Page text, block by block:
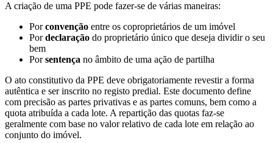
A criação de uma PPE pode fazer-se de várias maneiras:
Porconvenção entre os coproprietários de um imóvel
Pordeclaração do proprietário único que deseja dividir o seu
bem
Porsentença no âmbito de uma ação de partilha
O ato constitutivo da PPE deve obrigatoriamente revestir a forma
autêntica e ser inscrito no registo predial. Este documento define
com precisão as partes privativas e as partes comuns, bem como a
quota atribuída a cada lote. A repartição das quotas faz-se
geralmente com base no valor relativo de cada lote em relação ao
conjunto do imóvel.